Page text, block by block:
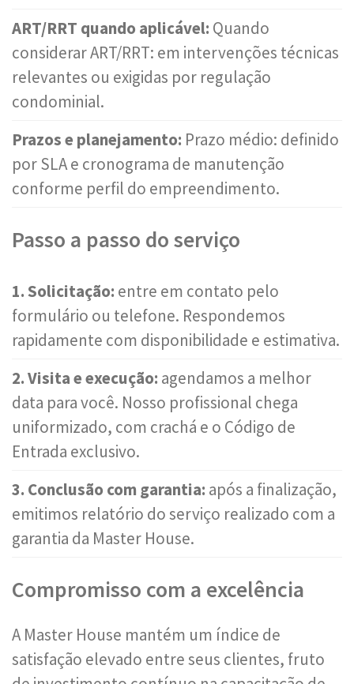
ART/RRT quando aplicável: Quando
considerar ART/RRT: em intervenções técnicas
relevantes ou exigidas por regulação
condominial.
Prazos e planejamento: Prazo médio: definido
por SLA e cronograma de manutenção
conforme perfil do empreendimento.
Passo a passo do serviço
1. Solicitação: entre em contato pelo
formulário ou telefone. Respondemos
rapidamente com disponibilidade e estimativa.
2. Visita e execução: agendamos a melhor
data para você. Nosso profissional chega
uniformizado, com crachá e o Código de
Entrada exclusivo.
3. Conclusão com garantia: após a finalização,
emitimos relatório do serviço realizado com a
garantia da Master House.
Compromisso com a excelência
A Master House mantém um índice de
satisfação elevado entre seus clientes, fruto